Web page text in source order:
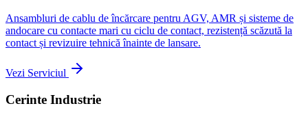
Ansambluri de cablu de încărcare pentru AGV, AMR și sisteme de
andocare cu contacte mari cu ciclu de contact, rezistență scăzută la
contact și revizuire tehnică înainte de lansare.
Vezi Serviciul
Cerinte Industrie